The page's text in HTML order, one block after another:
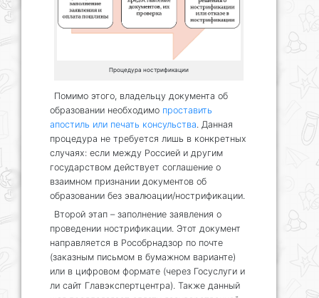
Процедура нострификации
Помимо этого, владельцу документа об
образовании необходимо проставить
апостиль или печать консульства . Данная
процедура не требуется лишь в конкретных
случаях: если между Россией и другим
государством действует соглашение о
взаимном признании документов об
образовании без эвалюации/нострификации.
Второй этап – заполнение заявления о
проведении нострификации. Этот документ
направляется в Рособрнадзор по почте
(заказным письмом в бумажном варианте)
или в цифровом формате (через Госуслуги и
ли сайт Главэкспертцентра). Также данный